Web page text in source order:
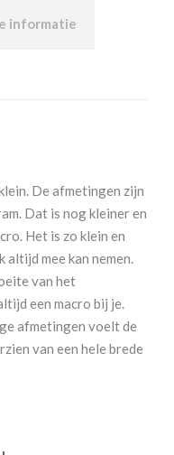
informatie
De afmetingen zijn
Dat is nog kleiner en
Het is zo klein en
mee kan nemen.
van het
een macro bij je.
afmetingen voelt de
van een hele brede